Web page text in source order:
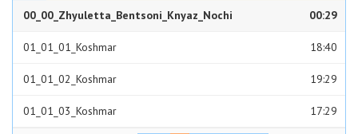
00_00_Zhyuletta_Bentsoni_Knyaz_Nochi 00:29
01_01_01_Koshmar 18:40
01_01_02_Koshmar 19:29
01_01_03_Koshmar 17:29